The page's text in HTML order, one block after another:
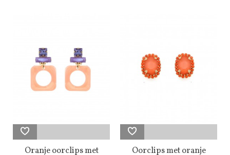
Oranje oorclips met
Oorclips met oranje